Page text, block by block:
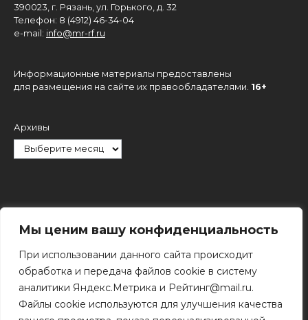
Мы ценим вашу конфиденциальность
При использовании данного сайта происходит
обработка и передача файлов cookie в систему
аналитики Яндекс.Метрика и Рейтинг@mail.ru.
Файлы cookie используются для улучшения качества
390023, г. Рязань, ул. Горького, д. 32
Телефон: 8 (4912) 46-34-04
e-mail: info@mr-rf.ru
Информационные материалы предоставлены
для размещения на сайте их правообладателями. 16+
Архивы